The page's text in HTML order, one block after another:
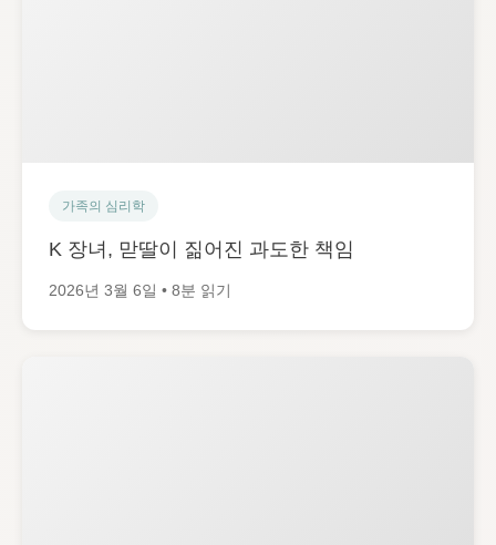
가족의 심리학
K 장녀, 맏딸이 짊어진 과도한 책임
2026년 3월 6일 • 8분 읽기